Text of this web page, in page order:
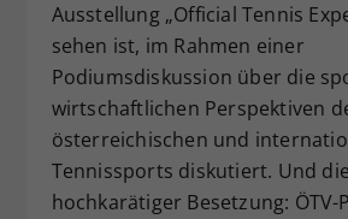
Ausstellung „Official Tennis
sehen ist, im Rahmen einer
Podiumsdiskussion über die
wirtschaftlichen Perspektiven
österreichischen und
Tennissports diskutiert. Und
hochkarätiger Besetzung: ÖTV-